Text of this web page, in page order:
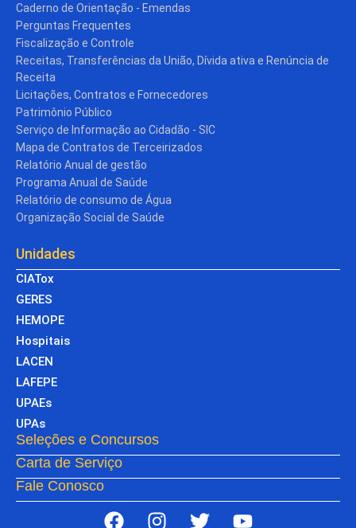
Caderno de Orientação - Emendas
Perguntas Frequentes
Fiscalização e Controle
Receitas, Transferências da União, Dívida ativa e Renúncia de
Receita
Licitações, Contratos e Fornecedores
Patrimônio Público
Serviço de Informação ao Cidadão - SIC
Mapa de Contratos de Terceirizados
Relatório Anual de gestão
Programa Anual de Saúde
Relatório de consumo de Água
Organização Social de Saúde
Unidades
CIATox
GERES
HEMOPE
Hospitais
LACEN
LAFEPE
UPAEs
UPAs
Seleções e Concursos
Carta de Serviço
Fale Conosco